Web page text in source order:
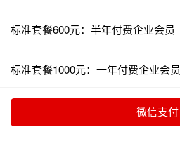
标准套餐600元：半年付费企业会员
标准套餐1000元：一年付费企业会员